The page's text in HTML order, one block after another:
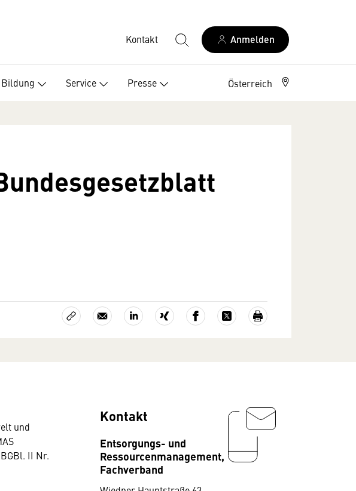
Kontakt Anmelden
Bildung Service Presse Österreich
und
II Nr.
Kontakt
Entsorgungs- und
Ressourcenmanagement,
Fachverband